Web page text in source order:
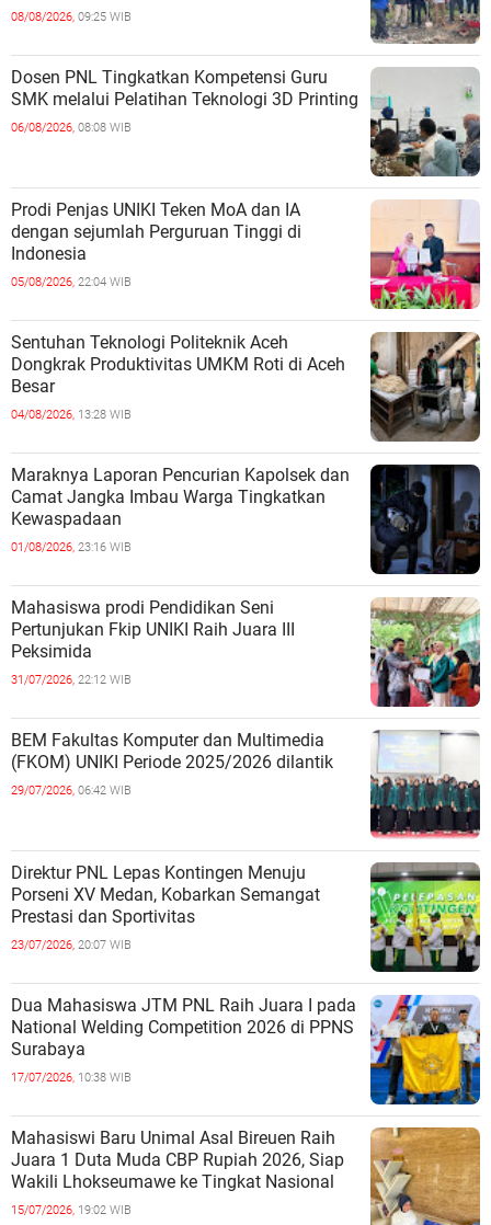
08/08/2026, 09:25 WIB
Dosen PNL Tingkatkan Kompetensi Guru
SMK melalui Pelatihan Teknologi 3D Printing
06/08/2026, 08:08 WIB
Prodi Penjas UNIKI Teken MoA dan IA
dengan sejumlah Perguruan Tinggi di
Indonesia
05/08/2026, 22:04 WIB
Sentuhan Teknologi Politeknik Aceh
Dongkrak Produktivitas UMKM Roti di Aceh
Besar
04/08/2026, 13:28 WIB
Maraknya Laporan Pencurian Kapolsek dan
Camat Jangka Imbau Warga Tingkatkan
Kewaspadaan
01/08/2026, 23:16 WIB
Mahasiswa prodi Pendidikan Seni
Pertunjukan Fkip UNIKI Raih Juara III
Peksimida
31/07/2026, 22:12 WIB
BEM Fakultas Komputer dan Multimedia
(FKOM) UNIKI Periode 2025/2026 dilantik
29/07/2026, 06:42 WIB
Direktur PNL Lepas Kontingen Menuju
Porseni XV Medan, Kobarkan Semangat
Prestasi dan Sportivitas
23/07/2026, 20:07 WIB
Dua Mahasiswa JTM PNL Raih Juara I pada
National Welding Competition 2026 di PPNS
Surabaya
17/07/2026, 10:38 WIB
Mahasiswi Baru Unimal Asal Bireuen Raih
Juara 1 Duta Muda CBP Rupiah 2026, Siap
Wakili Lhokseumawe ke Tingkat Nasional
15/07/2026, 19:02 WIB